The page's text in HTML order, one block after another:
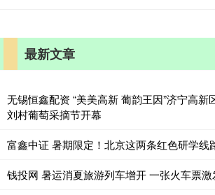
最新文章
无锡恒鑫配资 “美美高新 葡韵王因”济宁高新
刘村葡萄采摘节开幕
富鑫中证 暑期限定！北京这两条红色研学线
钱投网 暑运消夏旅游列车增开 一张火车票激